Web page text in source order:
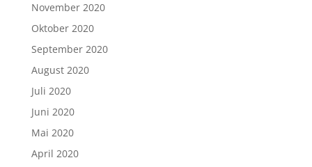
November 2020
Oktober 2020
September 2020
August 2020
Juli 2020
Juni 2020
Mai 2020
April 2020